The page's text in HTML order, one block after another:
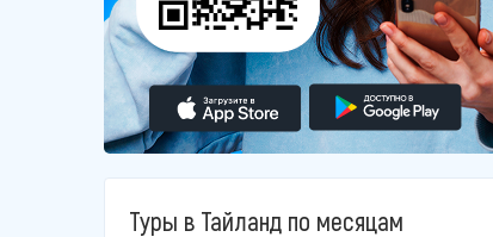
Туры в Тайланд по месяцам